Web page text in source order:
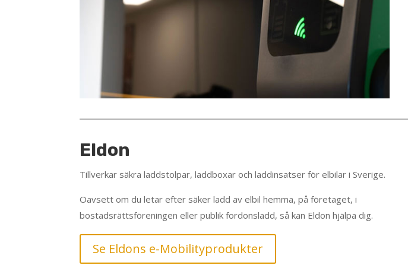
Eldon
Tillverkar säkra laddstolpar, laddboxar och laddinsatser för elbilar i Sverige.
Oavsett om du letar efter säker ladd av elbil hemma, på företaget, i
bostadsrättsföreningen eller publik fordonsladd, så kan Eldon hjälpa dig.
Se Eldons e-Mobilityprodukter